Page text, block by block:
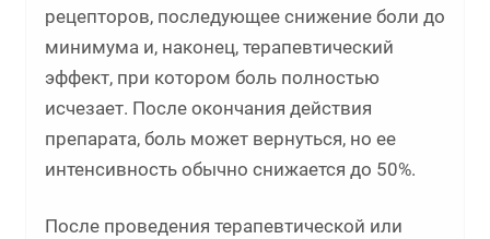
рецепторов, последующее снижение боли до
минимума и, наконец, терапевтический
эффект, при котором боль полностью
исчезает. После окончания действия
препарата, боль может вернуться, но ее
интенсивность обычно снижается до 50%.
После проведения терапевтической или